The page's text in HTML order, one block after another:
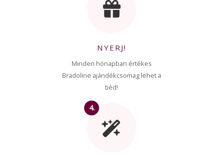
NYERJ!
Minden hónapban értékes
Bradoline ajándékcsomag lehet a
tiéd!
4.